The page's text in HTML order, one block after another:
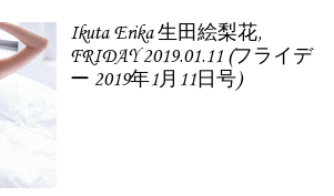
Ikuta Erika 生田絵梨花,
FRIDAY 2019.01.11 (フライデ
ー 2019年1月11日号)